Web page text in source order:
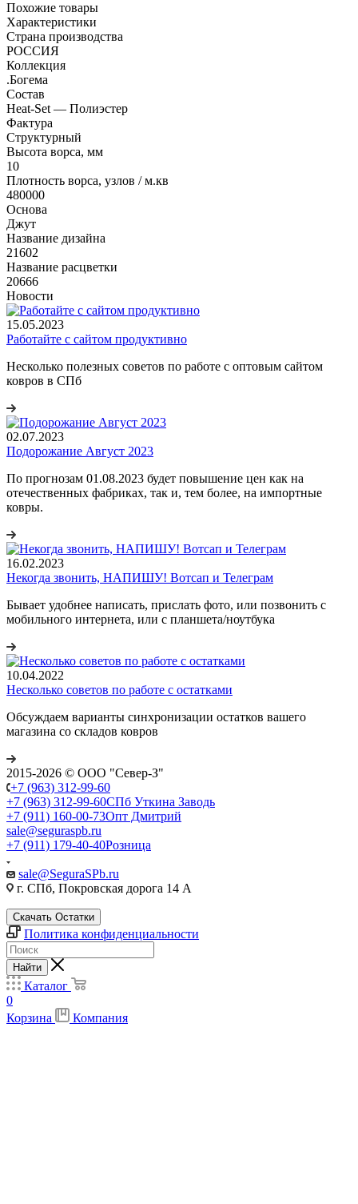
Похожие товары
Характеристики
Страна производства
РОССИЯ
Коллекция
.Богема
Состав
Heat-Set — Полиэстер
Фактура
Структурный
Высота ворса, мм
10
Плотность ворса, узлов / м.кв
480000
Основа
Джут
Название дизайна
21602
Название расцветки
20666
Новости
15.05.2023
Работайте с сайтом продуктивно
Несколько полезных советов по работе с оптовым сайтом
ковров в СПб
02.07.2023
Подорожание Август 2023
По прогнозам 01.08.2023 будет повышение цен как на
отечественных фабриках, так и, тем более, на импортные
ковры.
16.02.2023
Некогда звонить, НАПИШУ! Вотсап и Телеграм
Бывает удобнее написать, прислать фото, или позвонить с
мобильного интернета, или с планшета/ноутбука
10.04.2022
Несколько советов по работе с остатками
Обсуждаем варианты синхронизации остатков вашего
магазина со складов ковров
2015-2026 © ООО "Север-З"
+7 (963) 312-99-60
+7 (963) 312-99-60СПб Уткина Заводь
+7 (911) 160-00-73Опт Дмитрий
sale@seguraspb.ru
+7 (911) 179-40-40Розница
sale@SeguraSPb.ru
г. СПб, Покровская дорога 14 А
Скачать Остатки
Политика конфиденциальности
Найти
Каталог
0
Корзина
Компания